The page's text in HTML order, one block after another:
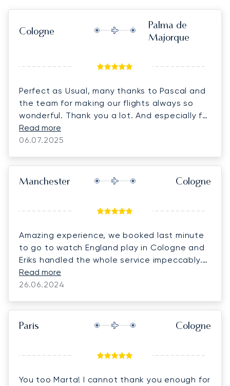
Cologne
Palma de
Majorque
Perfect as Usual, many thanks to Pascal and
the team for making our flights always so
wonderful. Thank you a lot. And especially for
the Birthday present. Its a pleasure to work
with you
Read more
06.07.2025
Manchester Cologne
Amazing experience, we booked last minute
to go to watch England play in Cologne and
Eriks handled the whole service impeccably.
From the flight to the ground transportation.
Thank you Eriks we will continue to return to
also try the Pilatus PC-24, what a plane!
Read more
26.06.2024
Paris Cologne
You too Marta! I cannot thank you enough for